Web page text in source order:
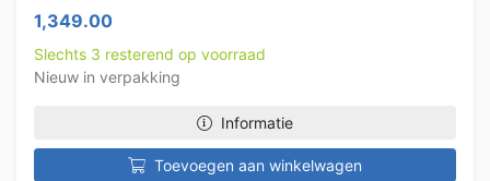
1,349.00
Slechts 3 resterend op voorraad
Nieuw in verpakking
Informatie
Toevoegen aan winkelwagen